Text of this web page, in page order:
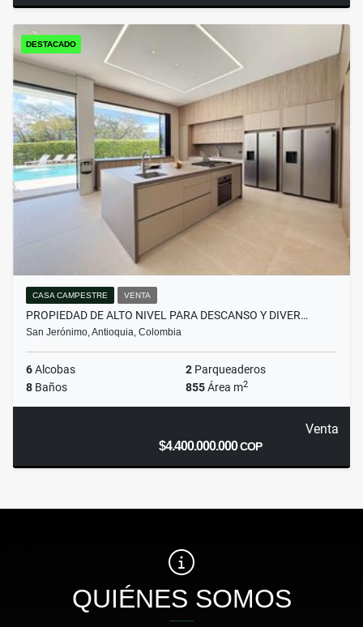
DESTACADO
CASA CAMPESTRE VENTA
PROPIEDAD DE ALTO NIVEL PARA DESCANSO Y DIVER…
San Jerónimo, Antioquia, Colombia
6Alcobas 2 Parqueaderos
8 Baños 855Área m2
Venta
$4.400.000.000COP
QUIÉNES SOMOS